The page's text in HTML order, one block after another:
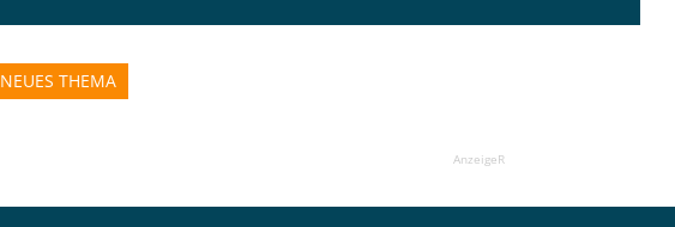
NEUES THEMA
AnzeigeR